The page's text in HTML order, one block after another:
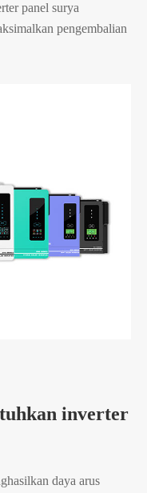
panel surya
pengembalian
inverter
daya arus